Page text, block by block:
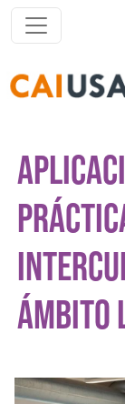
Pasar al contenido
ÁMBITO
Imagen del